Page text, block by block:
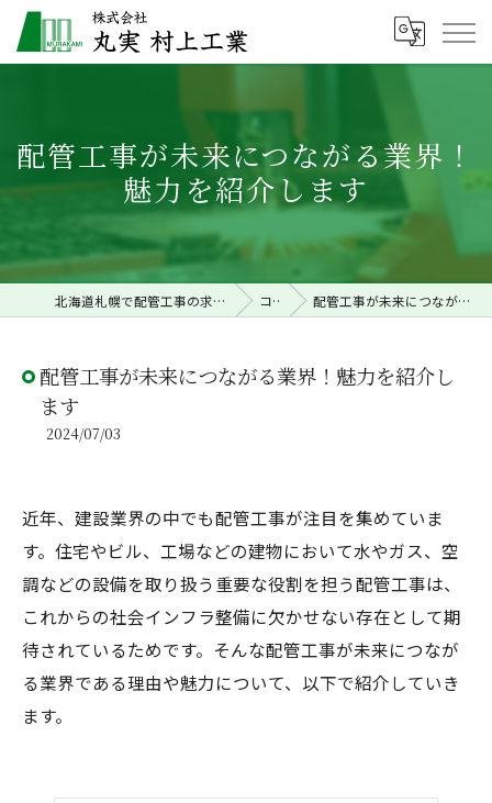
配管工事が未来につながる業界！
魅力を紹介します
北海道札幌で配管工事の求人なら株式会社丸実村上工業 コラム 配管工事が未来につながる業界！魅力を紹介します
配管工事が未来につながる業界！魅力を紹介し
ます
2024/07/03
近年、建設業界の中でも配管工事が注目を集めていま
す。住宅やビル、工場などの建物において水やガス、空
調などの設備を取り扱う重要な役割を担う配管工事は、
これからの社会インフラ整備に欠かせない存在として期
待されているためです。そんな配管工事が未来につなが
る業界である理由や魅力について、以下で紹介していき
ます。